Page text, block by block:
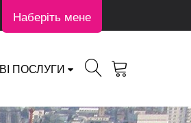
Наберіть мене
ПОСЛУГИ